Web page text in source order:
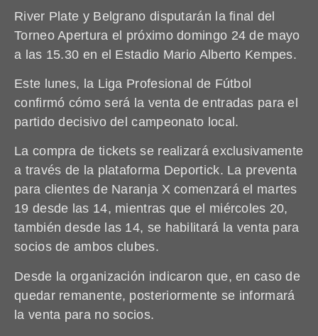
River Plate y Belgrano disputarán la final del
Torneo Apertura el próximo domingo 24 de mayo
a las 15.30 en el Estadio Mario Alberto Kempes.
Este lunes, la Liga Profesional de Fútbol
confirmó cómo será la venta de entradas para el
partido decisivo del campeonato local.
La compra de tickets se realizará exclusivamente
a través de la plataforma Deportick. La preventa
para clientes de Naranja X comenzará el martes
19 desde las 14, mientras que el miércoles 20,
también desde las 14, se habilitará la venta para
socios de ambos clubes.
Desde la organización indicaron que, en caso de
quedar remanente, posteriormente se informará
la venta para no socios.